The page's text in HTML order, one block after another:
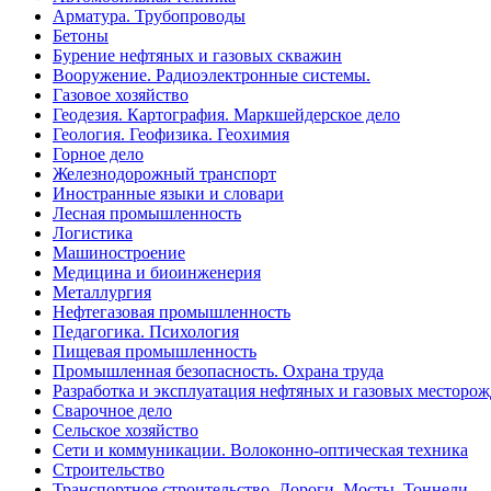
Арматура. Трубопроводы
Бетоны
Бурение нефтяных и газовых скважин
Вооружение. Радиоэлектронные системы.
Газовое хозяйство
Геодезия. Картография. Маркшейдерское дело
Геология. Геофизика. Геохимия
Горное дело
Железнодорожный транспорт
Иностранные языки и словари
Лесная промышленность
Логистика
Машиностроение
Медицина и биоинженерия
Металлургия
Нефтегазовая промышленность
Педагогика. Психология
Пищевая промышленность
Промышленная безопасность. Охрана труда
Разработка и эксплуатация нефтяных и газовых
Сварочное дело
Сельское хозяйство
Сети и коммуникации. Волоконно-оптическая техника
Строительство